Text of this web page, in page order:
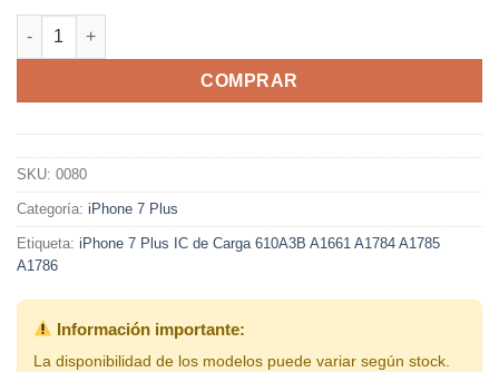
iPhone 7 Plus IC de Carga 610A3B A1661 A1784 A1785 A1786
COMPRAR
SKU: 0080
Categoría: iPhone 7 Plus
Etiqueta: iPhone 7 Plus IC de Carga 610A3B A1661 A1784 A1785
A1786
Información importante:
La disponibilidad de los modelos puede variar según stock.